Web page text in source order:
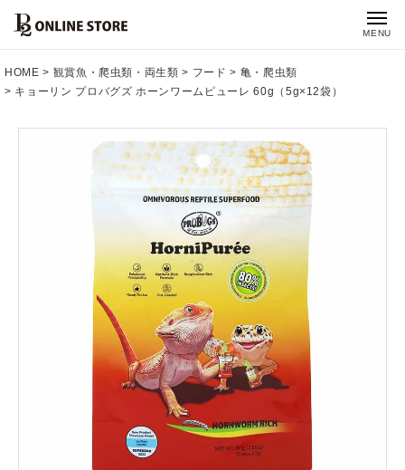
MENU
HOME 観賞魚・爬虫類・両生類 フード
亀・爬虫類
キョーリン プロバグズ ホーンワームピューレ 60g（5g×12袋）